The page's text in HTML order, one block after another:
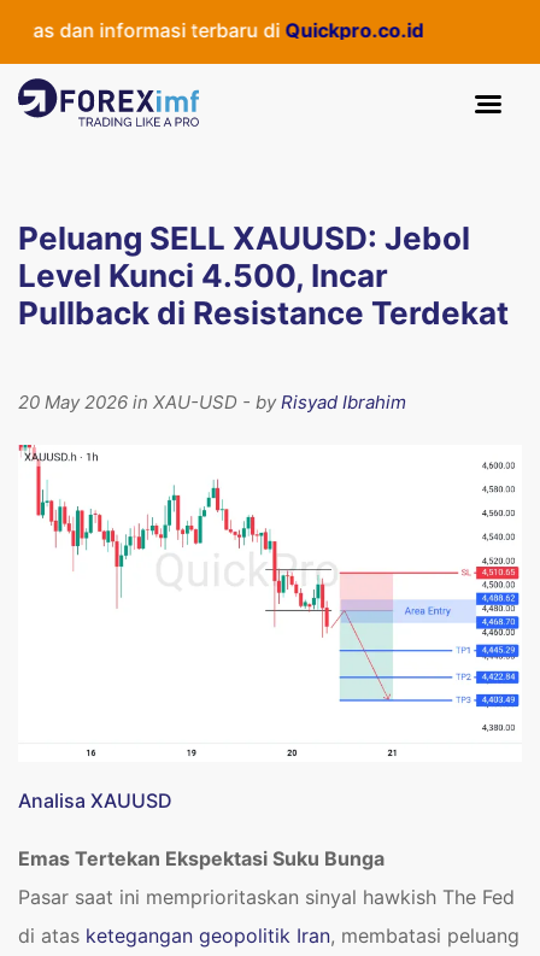
dan informasi terbaru diQuickpro.co.id
Peluang SELL XAUUSD: Jebol
Level Kunci 4.500, Incar
Pullback di Resistance Terdekat
20 May 2026 in XAU-USD - byRisyad Ibrahim
Analisa XAUUSD
Emas Tertekan Ekspektasi Suku Bunga
Pasar saat ini memprioritaskan sinyal hawkish The Fed
di atas ketegangan geopolitik Iran, membatasi peluang